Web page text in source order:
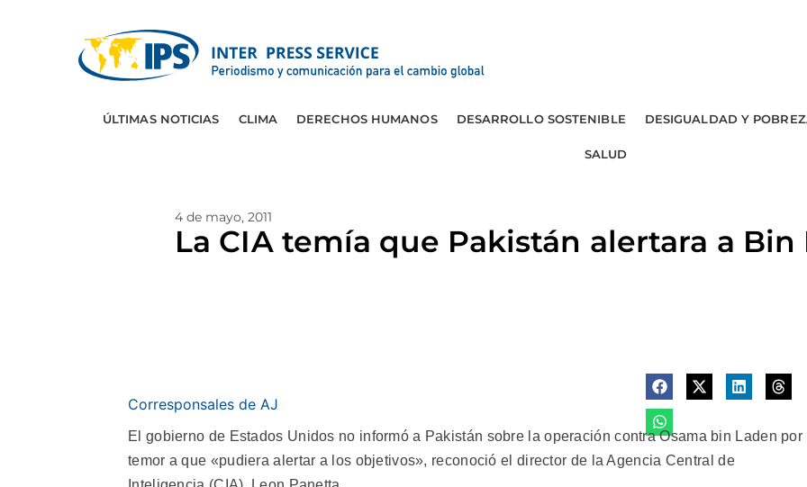
ÚLTIMAS NOTICIAS CLIMA DERECHOS HUMANOS DESARROLLO SOSTENIBLE DESIGUALDAD Y
SALUD
4 de mayo, 2011
La CIA temía que Pakistán alertara a Bin
Corresponsales de AJ
El gobierno de Estados Unidos no informó a Pakistán sobre la operación contra Osama bin Laden por
temor a que «pudiera alertar a los objetivos», reconoció el director de la Agencia Central de